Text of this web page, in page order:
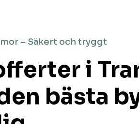
– Säkert och tryggt
i
bästa